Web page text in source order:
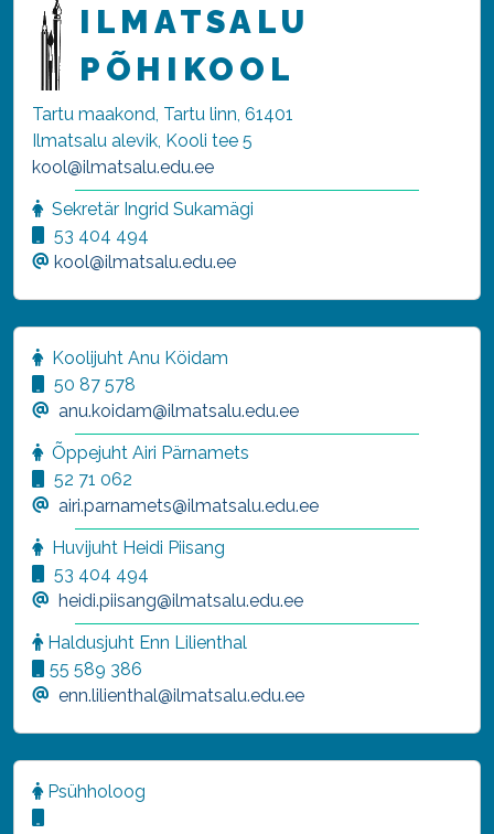
ILMATSALU
PÕHIKOOL
Tartu maakond, Tartu linn, 61401
Ilmatsalu alevik, Kooli tee 5
kool@ilmatsalu.edu.ee
Sekretär Ingrid Sukamägi
53 404 494
kool@ilmatsalu.edu.ee
Koolijuht Anu Köidam
50 87 578
anu.koidam@ilmatsalu.edu.ee
Õppejuht Airi Pärnamets
52 71 062
airi.parnamets@ilmatsalu.edu.ee
Huvijuht Heidi Piisang
53 404 494
heidi.piisang@ilmatsalu.edu.ee
Haldusjuht Enn Lilienthal
55 589 386
enn.lilienthal@ilmatsalu.edu.ee
Psühholoog